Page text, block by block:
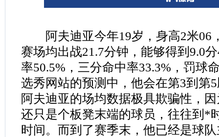
阿夫迪亚今年19岁，身高2米06
赛场均出战21.7分钟，能够得到9.0
率50.5%，三分命中率33.3%，罚球
选秀网站的预测中，他会在第3到第
阿夫迪亚的场均数据极具欺骗性，
还只是个板凳末端的球员，往往到*
时间。而到了赛季末，他已经是球